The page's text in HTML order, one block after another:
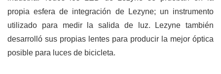
propia esfera de integración de Lezyne; un instrumento
utilizado para medir la salida de luz. Lezyne también
desarrolló sus propias lentes para producir la mejor óptica
posible para luces de bicicleta.